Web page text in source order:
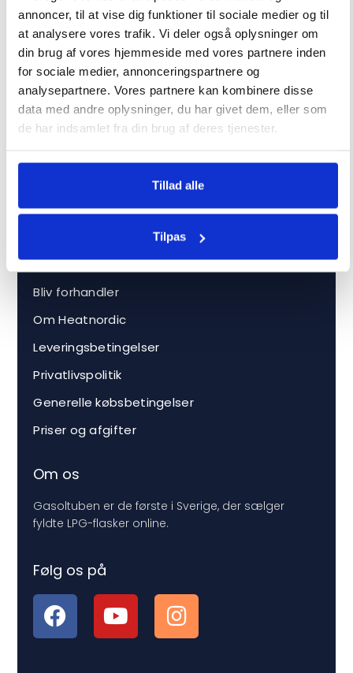
annoncer, til at vise dig funktioner til sociale medier og til
at analysere vores trafik. Vi deler også oplysninger om
din brug af vores hjemmeside med vores partnere inden
for sociale medier, annonceringspartnere og
analysepartnere. Vores partnere kan kombinere disse
data med andre oplysninger, du har givet dem, eller som
de har indsamlet fra din brug af deres tjenester.
Tillad alle
Tilpas
Service
Sporgsmål og svar
Kontakt
info@heatnordic.dk
Åbningstider Kundeservice
Dagligt i hverdagene.
Forretning
Bliv forhandler
Om Heatnordic
Leveringsbetingelser
Privatlivspolitik
Generelle købsbetingelser
Priser og afgifter
Om os
Gasoltuben er de første i Sverige, der sælger
fyldte LPG-flasker online.
Følg os på